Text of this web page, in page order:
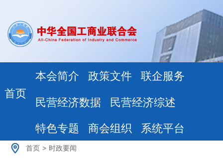
首页
本会简介 政策文件 联企服务
民营经济数据 民营经济综述
特色专题 商会组织 系统平台
首页 > 时政要闻